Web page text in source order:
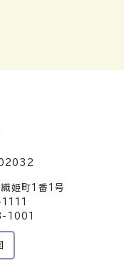
姫町1番1号
1001